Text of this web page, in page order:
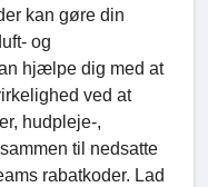
kan gøre din
og
hjælpe dig med at
ved at
hudpleje-,
til nedsatte
rabatkoder. Lad